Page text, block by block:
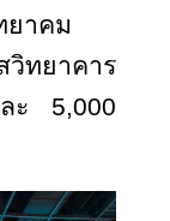
ยาคม
วิทยาคาร
ะ 5,000